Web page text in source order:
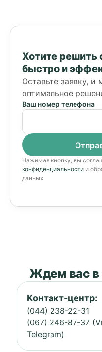
Хотите решить
быстро и
Оставьте заявку,
оптимальное
Ваш номер телефона
Нажимая кнопку, вы
конфиденциальности и
данных
Ждем вас в
Контакт-центр:
(044) 238-22-31
(067) 246-87-37
Telegram)